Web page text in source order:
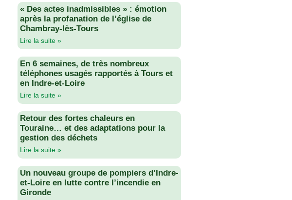
« Des actes inadmissibles » : émotion
après la profanation de l’église de
Chambray-lès-Tours
Lire la suite »
En 6 semaines, de très nombreux
téléphones usagés rapportés à Tours et
en Indre-et-Loire
Lire la suite »
Retour des fortes chaleurs en
Touraine… et des adaptations pour la
gestion des déchets
Lire la suite »
Un nouveau groupe de pompiers d’Indre-
et-Loire en lutte contre l’incendie en
Gironde